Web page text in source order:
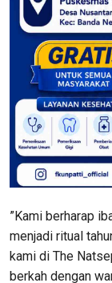
​”Kami berharap
menjadi ritual
kami di The
berkah dengan